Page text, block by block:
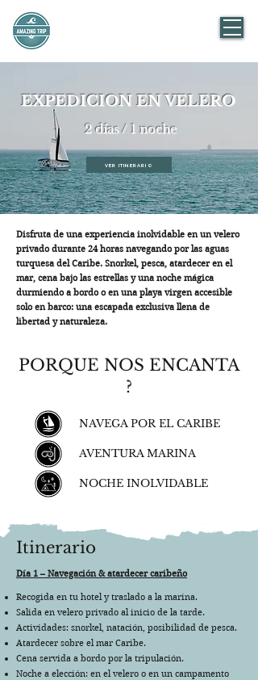
EXPEDICION EN VELERO
2 días / 1 noche
VER ITINERARIO
Disfruta de una experiencia inolvidable en un velero
privado durante 24 horas navegando por las aguas
turquesa del Caribe. Snorkel, pesca, atardecer en el
mar, cena bajo las estrellas y una noche mágica
durmiendo a bordo o en una playa virgen accesible
solo en barco: una escapada exclusiva llena de
libertad y naturaleza.
PORQUE NOS ENCANTA
?
NAVEGA POR EL CARIBE
AVENTURA MARINA
NOCHE INOLVIDABLE
Itinerario
Día 1 – Navegación & atardecer caribeño
Recogida en tu hotel y traslado a la marina.
Salida en velero privado al inicio de la tarde.
Actividades: snorkel, natación, posibilidad de pesca.
Atardecer sobre el mar Caribe.
Cena servida a bordo por la tripulación.
Noche a elección: en el velero o en un campamento